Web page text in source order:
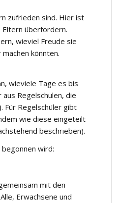
zufrieden sind. Hier ist
Eltern überfordern.
wieviel Freude sie
könnten.
wieviele Tage es bis
Regelschulen, die
Für Regelschüler gibt
wie diese eingeteilt
beschrieben).
wird:
mit den
Erwachsene und